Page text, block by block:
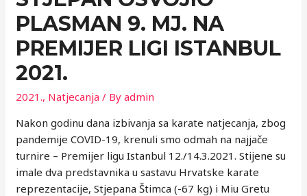
PLASMAN 9. MJ. NA
PREMIJER LIGI ISTANBUL
2021.
2021., Natjecanja / Byadmin
Nakon godinu dana izbivanja sa karate natjecanja, zbog
pandemije COVID-19, krenuli smo odmah na najjače
turnire – Premijer ligu Istanbul 12./14.3.2021. Stijene su
imale dva predstavnika u sastavu Hrvatske karate
reprezentacije, Stjepana Štimca (-67 kg) i Miu Gretu